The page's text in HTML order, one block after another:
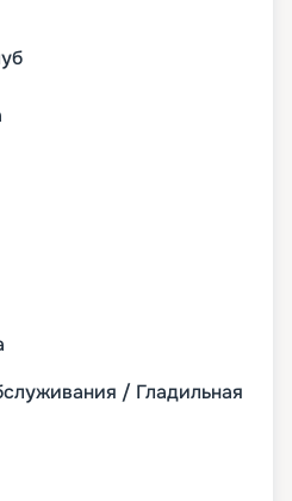
/ Гладильная